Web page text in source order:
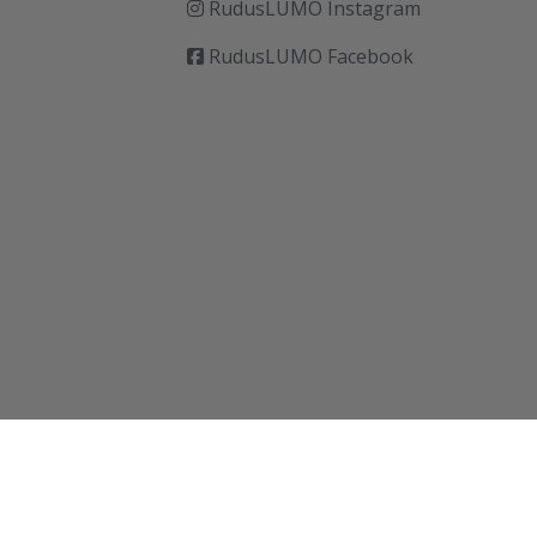
RudusLUMO Instagram
RudusLUMO Facebook